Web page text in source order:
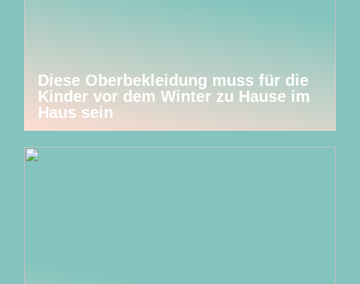
Diese Oberbekleidung muss für die
Kinder vor dem Winter zu Hause im
Haus sein